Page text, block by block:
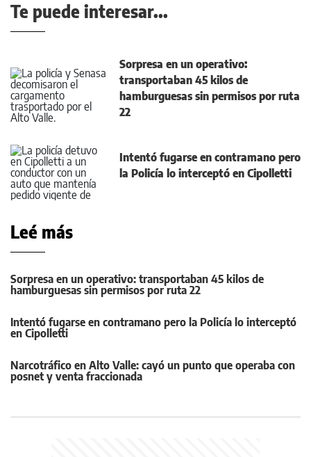
Te puede interesar...
Sorpresa en un operativo:
transportaban 45 kilos de
hamburguesas sin permisos por ruta
22
Intentó fugarse en contramano pero
la Policía lo interceptó en Cipolletti
Leé más
Sorpresa en un operativo: transportaban 45 kilos de
hamburguesas sin permisos por ruta 22
Intentó fugarse en contramano pero la Policía lo interceptó
en Cipolletti
Narcotráfico en Alto Valle: cayó un punto que operaba con
posnet y venta fraccionada